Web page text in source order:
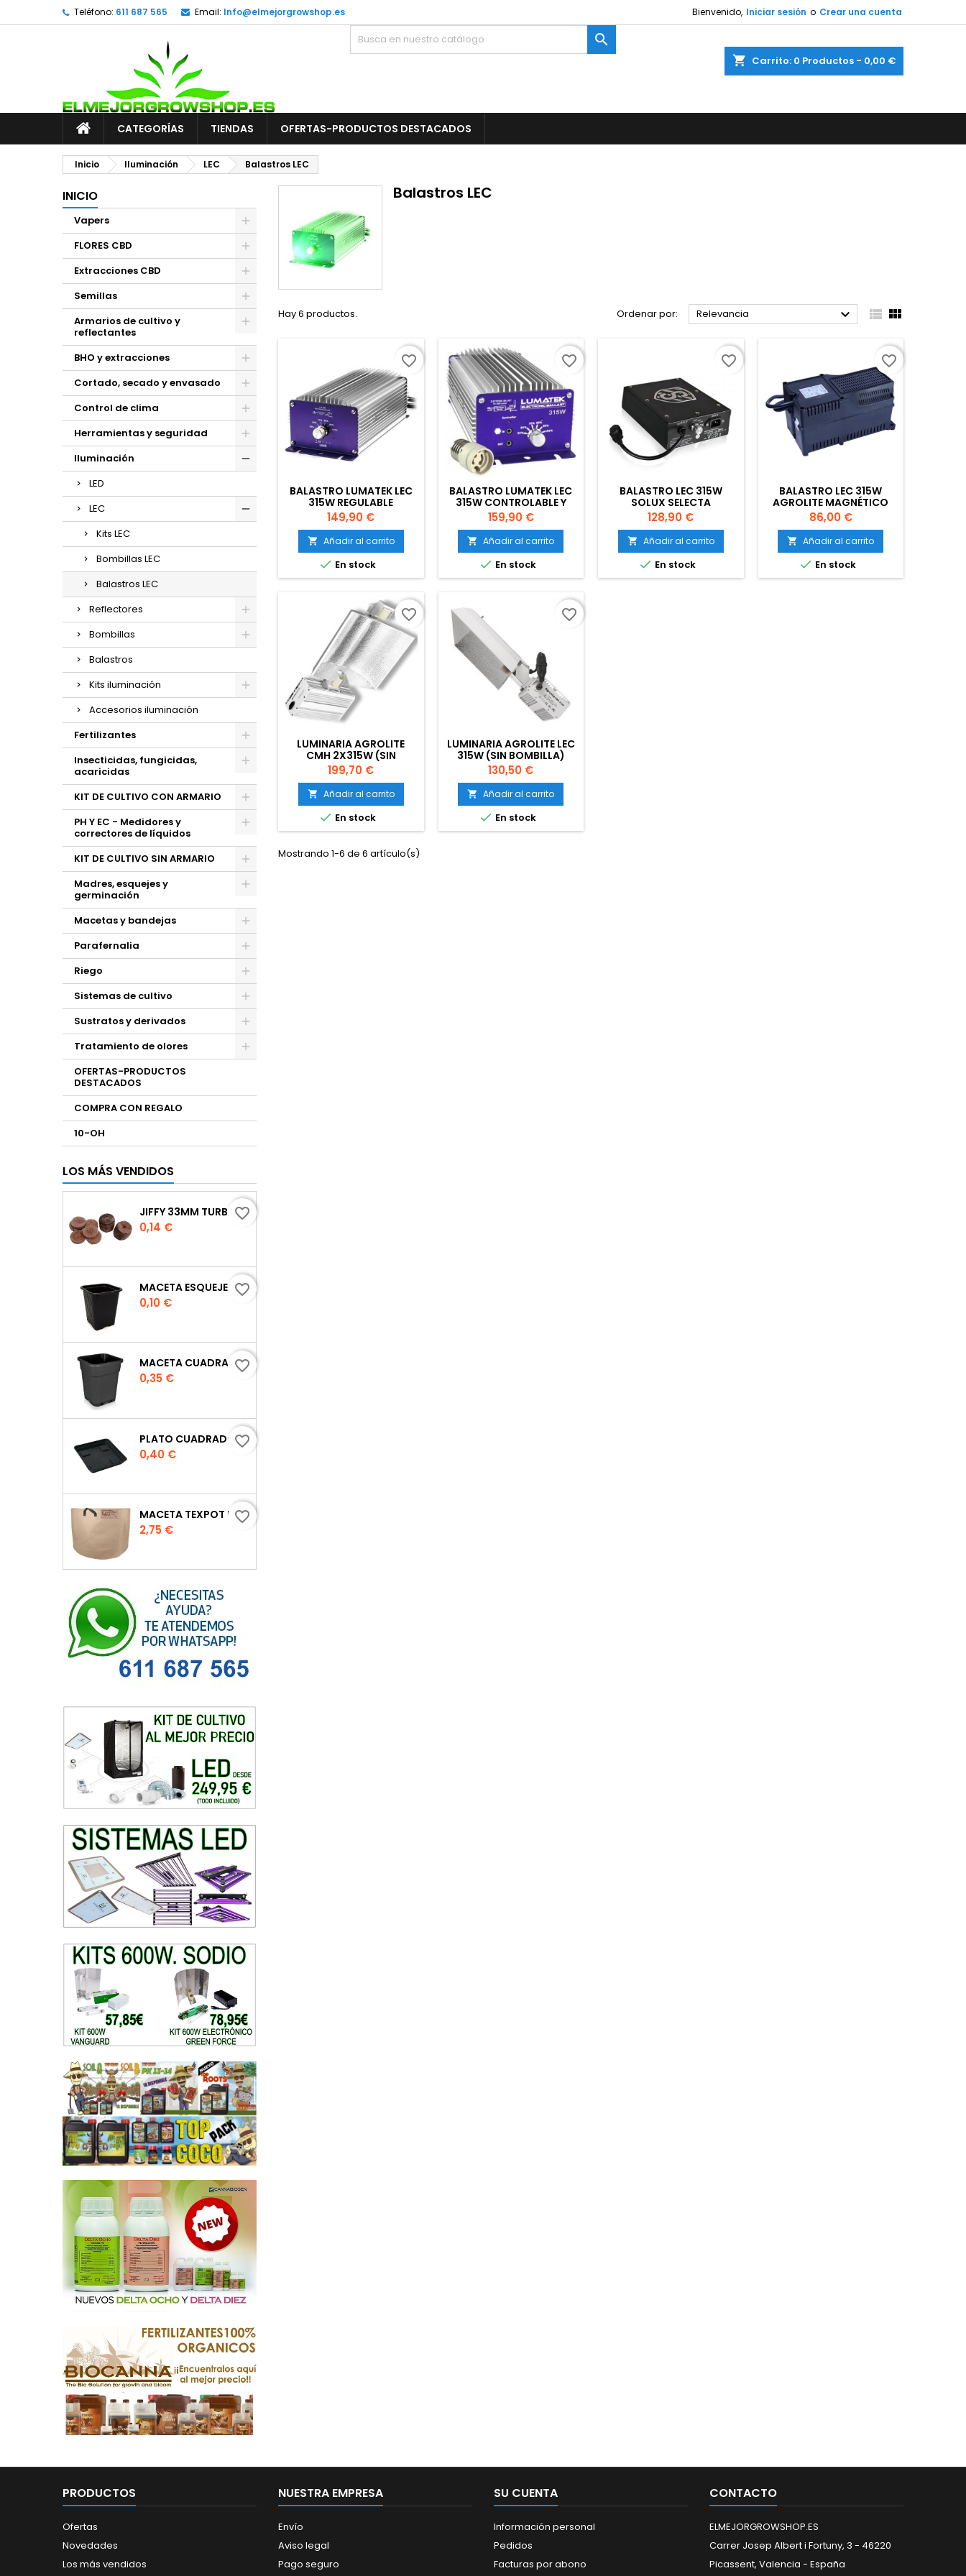
Teléfono: 611 687 565 Email: Info@elmejorgrowshop.es Bienvenido, Iniciar sesión o Crear una cuenta
shopping_cart Carrito: 0 Productos - 0,00 €

CATEGORÍAS TIENDAS OFERTAS-PRODUCTOS DESTACADOS
Inicio Iluminación LEC Balastros LEC
INICIO
Vapers
FLORES CBD
Extracciones CBD
Semillas
Armarios de cultivo y
reflectantes
BHO y extracciones
Cortado, secado y envasado
Control de clima
Herramientas y seguridad
Iluminación
LED
LEC
Kits LEC
Bombillas LEC
Balastros LEC
Reflectores
Bombillas
Balastros
Kits iluminación
Accesorios iluminación
Fertilizantes
Insecticidas, fungicidas,
acaricidas
KIT DE CULTIVO CON ARMARIO
PH Y EC - Medidores y
correctores de líquidos
KIT DE CULTIVO SIN ARMARIO
Madres, esquejes y
germinación
Macetas y bandejas
Parafernalia
Riego
Sistemas de cultivo
Sustratos y derivados
Tratamiento de olores
OFERTAS-PRODUCTOS
DESTACADOS
COMPRA CON REGALO
10-OH
LOS MÁS VENDIDOS
JIFFY 33MM TURBA
Precio
0,14 €
favorite_border
MACETA ESQUEJE 7X7X8 CM.
Precio
0,10 €
favorite_border
MACETA CUADRADA NEGRA
Precio
0,35 €
favorite_border
PLATO CUADRADO PARA MACETA
Precio
0,40 €
favorite_border
MACETA TEXPOT URBAN COLOR ARENA
Precio
2,75 €
favorite_border
Balastros LEC
Hay 6 productos. Ordenar por: Relevancia   
BALASTRO LUMATEK LEC
315W REGULABLE
Precio
149,90 €
 Añadir al carrito
 En stock
favorite_border
BALASTRO LUMATEK LEC
315W CONTROLABLE Y
REGULABLE
Precio
159,90 €
 Añadir al carrito
 En stock
favorite_border
BALASTRO LEC 315W
SOLUX SELECTA
Precio
128,90 €
 Añadir al carrito
 En stock
favorite_border
BALASTRO LEC 315W
AGROLITE MAGNÉTICO
Precio
86,00 €
 Añadir al carrito
 En stock
favorite_border
LUMINARIA AGROLITE
CMH 2X315W (SIN
BOMBILLAS)
Precio
199,70 €
 Añadir al carrito
 En stock
favorite_border
LUMINARIA AGROLITE LEC
315W (SIN BOMBILLA)
Precio
130,50 €
 Añadir al carrito
 En stock
favorite_border
Mostrando 1-6 de 6 artículo(s)
PRODUCTOS
Ofertas
Novedades
Los más vendidos
NUESTRA EMPRESA
Envío
Aviso legal
Pago seguro
SU CUENTA
Información personal
Pedidos
Facturas por abono
CONTACTO
ELMEJORGROWSHOP.ES
Carrer Josep Albert i Fortuny, 3 - 46220
Picassent, Valencia - España